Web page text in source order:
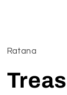
Ratana